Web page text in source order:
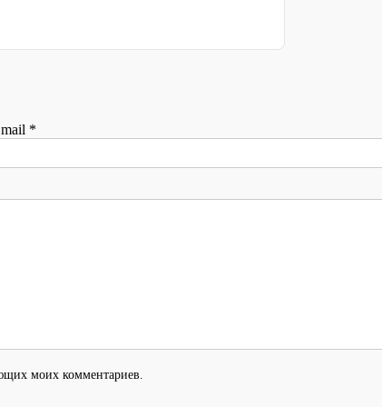
*
моих комментариев.